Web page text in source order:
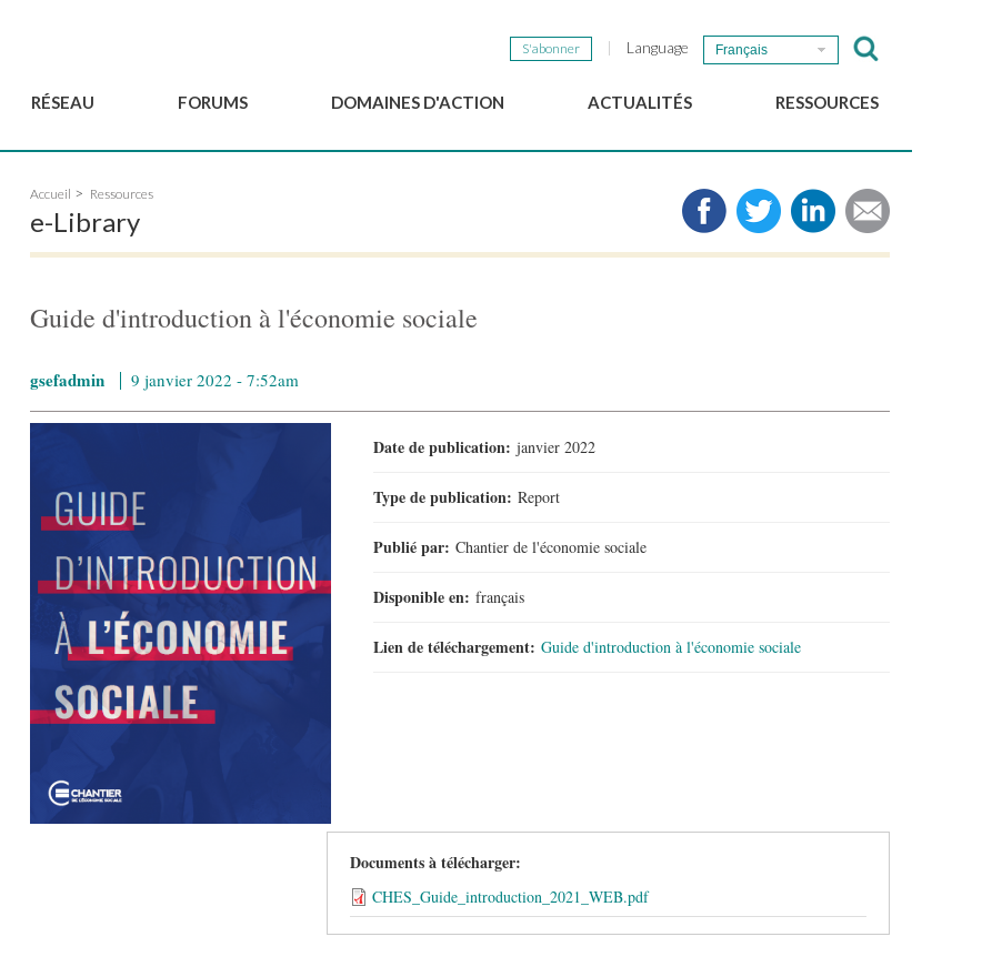
S'abonner Language Français
RÉSEAU
Comité Consultatif
Les membres
Devenir partenaire du
FORUMS DOMAINES D'ACTION ACTUALITÉS
Newsletter du GSEF
RESSOURCES
Médias
Liens
Accueil Ressources
e-Library
Guide d'introduction à l'économie sociale
gsefadmin 9 janvier 2022 - 7:52am
Date de publication:janvier 2022
Type de publication:Report
Publié par:Chantier de l'économie sociale
Disponible en:français
Lien de téléchargement:Guide d'introduction à l'économie sociale
Documents à télécharger:
CHES_Guide_introduction_2021_WEB.pdf